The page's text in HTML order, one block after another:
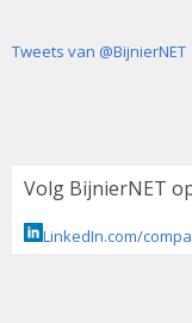
Tweets van @BijnierNET
Volg BijnierNET
LinkedIn.com/